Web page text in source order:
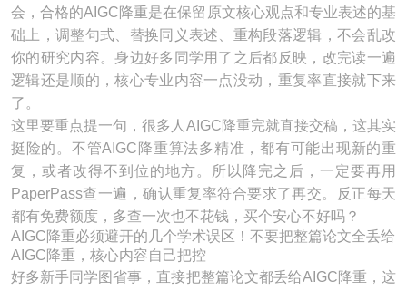
会，合格的AIGC降重是在保留原文核心观点和专业表述的基
础上，调整句式、替换同义表述、重构段落逻辑，不会乱改
你的研究内容。身边好多同学用了之后都反映，改完读一遍
逻辑还是顺的，核心专业内容一点没动，重复率直接就下来
了。
这里要重点提一句，很多人AIGC降重完就直接交稿，这其实
挺险的。不管AIGC降重算法多精准，都有可能出现新的重
复，或者改得不到位的地方。所以降完之后，一定要再用
PaperPass查一遍，确认重复率符合要求了再交。反正每天
都有免费额度，多查一次也不花钱，买个安心不好吗？
AIGC降重必须避开的几个学术误区！不要把整篇论文全丢给
AIGC降重，核心内容自己把控
好多新手同学图省事，直接把整篇论文都丢给AIGC降重，这